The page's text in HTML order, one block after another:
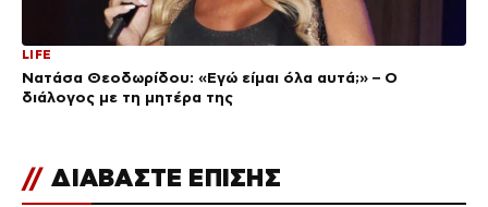
LIFE
Νατάσα Θεοδωρίδου: «Εγώ είμαι όλα αυτά;» – Ο
διάλογος με τη μητέρα της
// ΔΙΑΒΑΣΤΕ ΕΠΙΣΗΣ